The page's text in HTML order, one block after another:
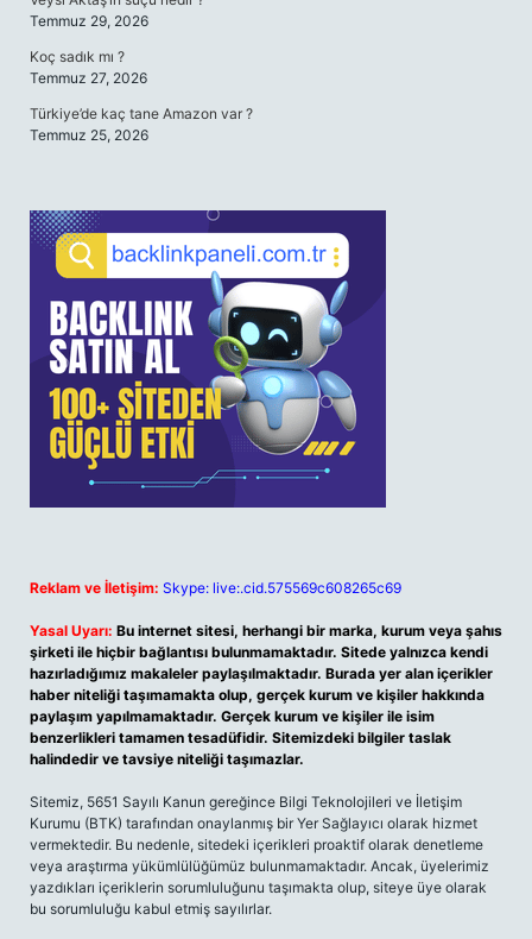
Temmuz 29, 2026
Koç sadık mı ?
Temmuz 27, 2026
Türkiye’de kaç tane Amazon var ?
Temmuz 25, 2026
Reklam ve İletişim: Skype: live:.cid.575569c608265c69
Yasal Uyarı: Bu internet sitesi, herhangi bir marka, kurum veya şahıs
şirketi ile hiçbir bağlantısı bulunmamaktadır. Sitede yalnızca kendi
hazırladığımız makaleler paylaşılmaktadır. Burada yer alan içerikler
haber niteliği taşımamakta olup, gerçek kurum ve kişiler hakkında
paylaşım yapılmamaktadır. Gerçek kurum ve kişiler ile isim
benzerlikleri tamamen tesadüfidir. Sitemizdeki bilgiler taslak
halindedir ve tavsiye niteliği taşımazlar.
Sitemiz, 5651 Sayılı Kanun gereğince Bilgi Teknolojileri ve İletişim
Kurumu (BTK) tarafından onaylanmış bir Yer Sağlayıcı olarak hizmet
vermektedir. Bu nedenle, sitedeki içerikleri proaktif olarak denetleme
veya araştırma yükümlülüğümüz bulunmamaktadır. Ancak, üyelerimiz
yazdıkları içeriklerin sorumluluğunu taşımakta olup, siteye üye olarak
bu sorumluluğu kabul etmiş sayılırlar.